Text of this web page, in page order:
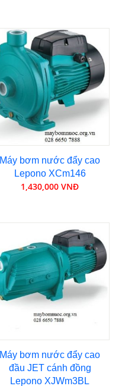
Máy bơm nước đẩy cao
Lepono XCm146
1,430,000 VNĐ
Máy bơm nước đẩy cao
đầu JET cánh đồng
Lepono XJWm3BL